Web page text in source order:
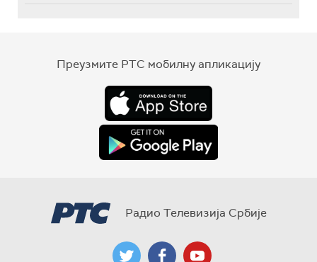
Преузмите РТС мобилну апликацију
Радио Телевизија Србије